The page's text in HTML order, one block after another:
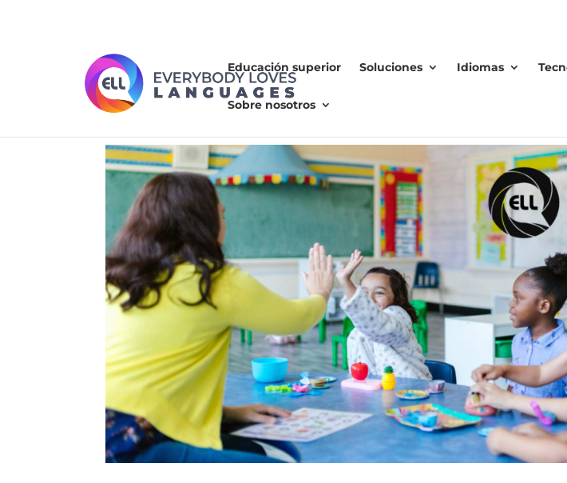
Educación superior Soluciones Idiomas
Sobre nosotros